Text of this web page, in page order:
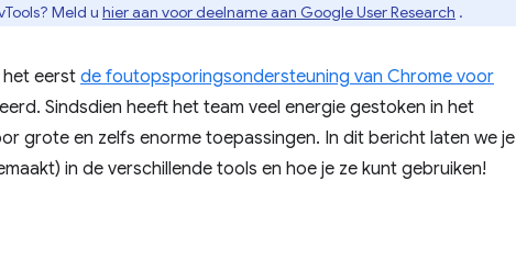
Meld u hier aan voor deelname aan Google User Research .
eerst de foutopsporingsondersteuning van Chrome voor
Sindsdien heeft het team veel energie gestoken in het
grote en zelfs enorme toepassingen. In dit bericht laten we je
in de verschillende tools en hoe je ze kunt gebruiken!